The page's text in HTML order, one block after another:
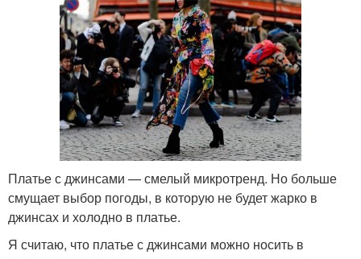
Платье с джинсами — смелый микротренд. Но больше
смущает выбор погоды, в которую не будет жарко в
джинсах и холодно в платье.
Я считаю, что платье с джинсами можно носить в